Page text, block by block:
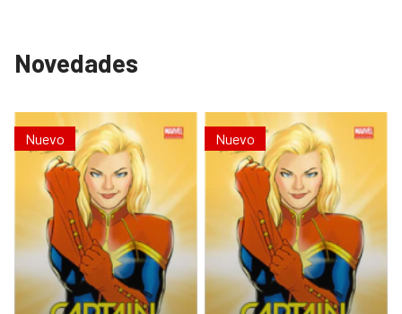
Novedades
Nuevo Nuevo